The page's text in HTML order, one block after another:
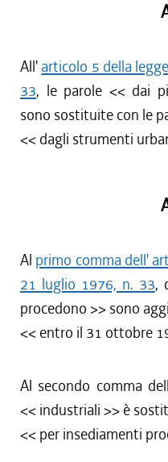
All' articolo 5 della
33, le parole << dai
sono sostituite con le
<< dagli strumenti
Al primo comma dell'
21 luglio 1976, n. 33,
procedono >> sono
<< entro il 31 ottobre
Al secondo comma
<< industriali >> è
<< per insediamenti